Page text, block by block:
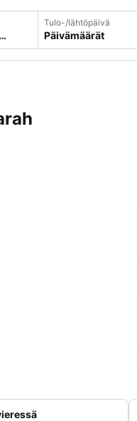
Tulo-/lähtöpäivä
Päivämäärät